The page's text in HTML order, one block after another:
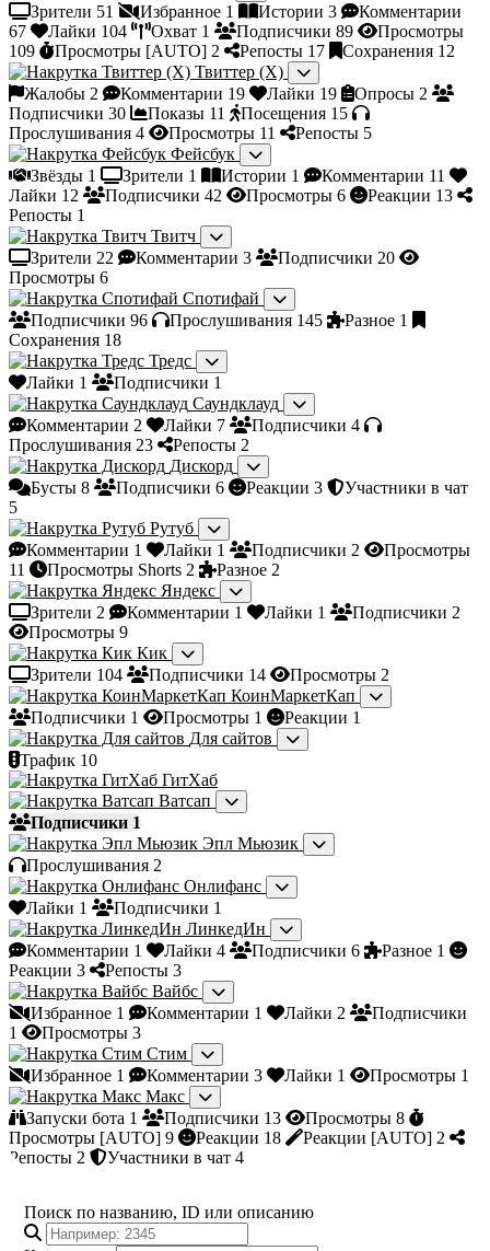
Зрители 51 Избранное 1 Истории 3
Комментарии
67
Лайки 104 Охват 1 Подписчики 89
Просмотры
109
Просмотры [AUTO] 2 Репосты 17 Сохранения 12
Твиттер (X)
Жалобы 2 Комментарии 19 Лайки 19 Опросы 2
Подписчики 30 Показы 11 Посещения 15
Прослушивания 4 Просмотры 11 Репосты 5
Фейсбук
Звёзды 1 Зрители 1 Истории 1 Комментарии 11
Лайки 12 Подписчики 42 Просмотры 6 Реакции 13
Репосты 1
Твитч
Зрители 22 Комментарии 3 Подписчики 20
Просмотры 6
Спотифай
Подписчики 96 Прослушивания 145 Разное 1
Сохранения 18
Тредс
Лайки 1 Подписчики 1
Саундклауд
Комментарии 2 Лайки 7 Подписчики 4
Прослушивания 23 Репосты 2
Дискорд
Бусты 8 Подписчики 6 Реакции 3
Участники в чат
5
Рутуб
Комментарии 1 Лайки 1 Подписчики 2
Просмотры
11
Просмотры Shorts 2 Разное 2
Яндекс
Зрители 2 Комментарии 1 Лайки 1 Подписчики 2
Просмотры 9
Кик
Зрители 104 Подписчики 14 Просмотры 2
КоинМаркетКап
Подписчики 1 Просмотры 1 Реакции 1
Для сайтов
Трафик 10
ГитХаб
Ватсап
Подписчики 1
Эпл Мьюзик
Прослушивания 2
Онлифанс
Лайки 1 Подписчики 1
ЛинкедИн
Комментарии 1 Лайки 4 Подписчики 6 Разное 1
Реакции 3 Репосты 3
Вайбс
Избранное 1 Комментарии 1 Лайки 2
Подписчики
1
Просмотры 3
Стим
Избранное 1 Комментарии 3 Лайки 1 Просмотры 1
Макс
Запуски бота 1 Подписчики 13 Просмотры 8
Просмотры [AUTO] 9 Реакции 18 Реакции [AUTO] 2
Репосты 2 Участники в чат 4
Поиск по названию, ID или описанию